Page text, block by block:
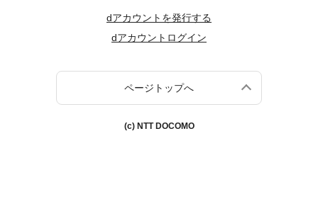
dアカウントを発行する
dアカウントログイン
ページトップへ
(c) NTT DOCOMO